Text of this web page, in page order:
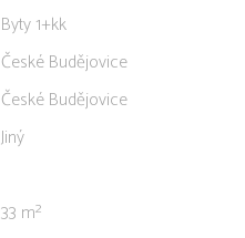
Byty 1+kk
České Budějovice
České Budějovice
Jiný
33 m²